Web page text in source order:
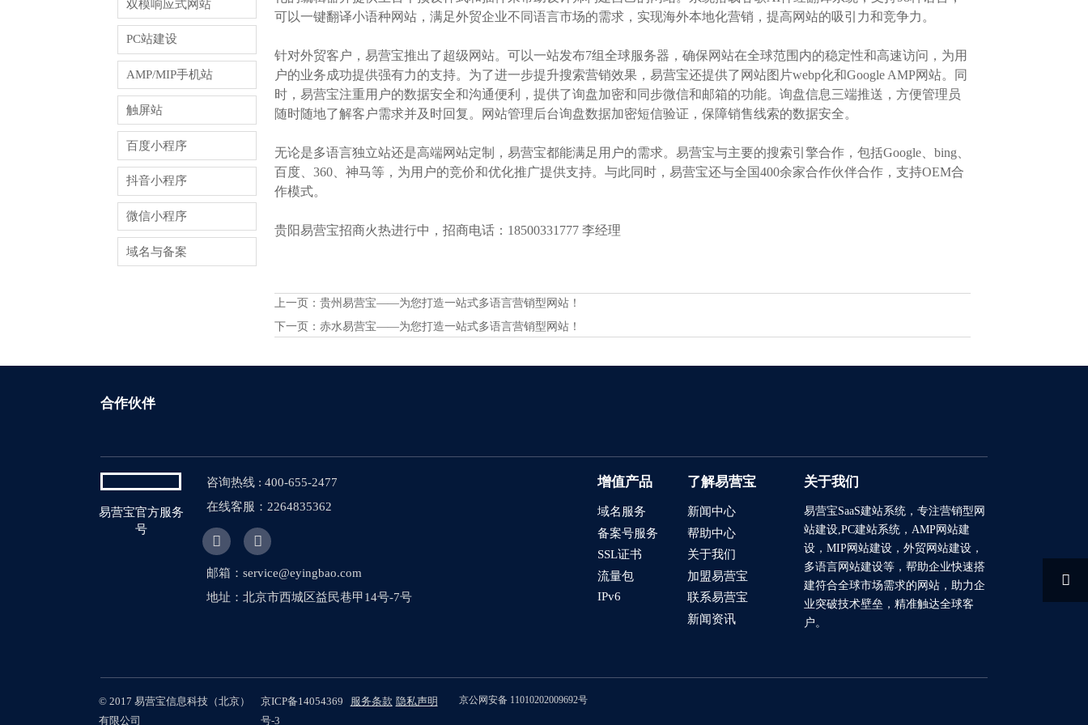
双模响应式网站
PC站建设
AMP/MIP手机站
触屏站
百度小程序
抖音小程序
微信小程序
域名与备案
可以一键翻译小语种网站，满足外贸企业不同语言市场的需求，实现海外本地化营销，提高网站的吸引力和竞争力。
针对外贸客户，易营宝推出了超级网站。可以一站发布7组全球服务器，确保网站在全球范围内的稳定性和高速访问，为用
户的业务成功提供强有力的支持。为了进一步提升搜索营销效果，易营宝还提供了网站图片webp化和Google AMP网站。同
时，易营宝注重用户的数据安全和沟通便利，提供了询盘加密和同步微信和邮箱的功能。询盘信息三端推送，方便管理员
随时随地了解客户需求并及时回复。网站管理后台询盘数据加密短信验证，保障销售线索的数据安全。
无论是多语言独立站还是高端网站定制，易营宝都能满足用户的需求。易营宝与主要的搜索引擎合作，包括Google、bing、
百度、360、神马等，为用户的竞价和优化推广提供支持。与此同时，易营宝还与全国400余家合作伙伴合作，支持OEM合
作模式。
贵阳易营宝招商火热进行中，招商电话：18500331777 李经理
上一页： 贵州易营宝——为您打造一站式多语言营销型网站！
下一页： 赤水易营宝——为您打造一站式多语言营销型网站！
合作伙伴
易营宝官方服务
号
咨询热线 : 400-655-2477
在线客服：2264835362
 
邮箱：service@eyingbao.com
地址：北京市西城区益民巷甲14号-7号
增值产品
域名服务
备案号服务
SSL证书
流量包
IPv6
了解易营宝
新闻中心
帮助中心
关于我们
加盟易营宝
联系易营宝
新闻资讯
关于我们
易营宝SaaS建站系统，专注营销型网
站建设,PC建站系统，AMP网站建
设，MIP网站建设，外贸网站建设，
多语言网站建设等，帮助企业快速搭
建符合全球市场需求的网站，助力企
业突破技术壁垒，精准触达全球客
户。
© 2017 易营宝信息科技（北京）
有限公司
京ICP备14054369
号-3
服务条款 隐私声明 京公网安备 11010202009692号
